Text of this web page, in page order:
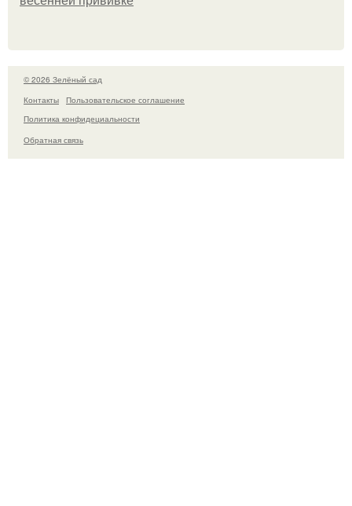
© 2026 Зелёный сад
Контакты
Пользовательское соглашение
Политика конфидециальности
Обратная связь